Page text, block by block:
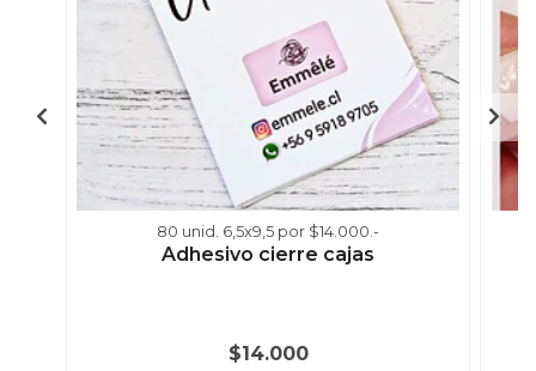
80 unid. 6,5x9,5 por $14.000.-
Adhesivo cierre cajas
$14.000